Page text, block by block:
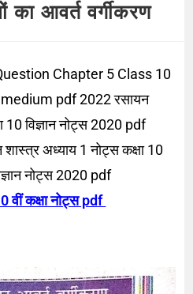
आवर्त वर्गीकरण
Chapter 5 Class 10
pdf 2022 रसायन
10 विज्ञान नोट्स 2020 pdf
अध्याय 1 नोट्स कक्षा 10
नोट्स 2020 pdf
वीं कक्षा नोट्स pdf